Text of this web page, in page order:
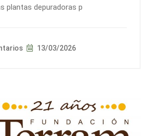
plantas depuradoras p
13/03/2026